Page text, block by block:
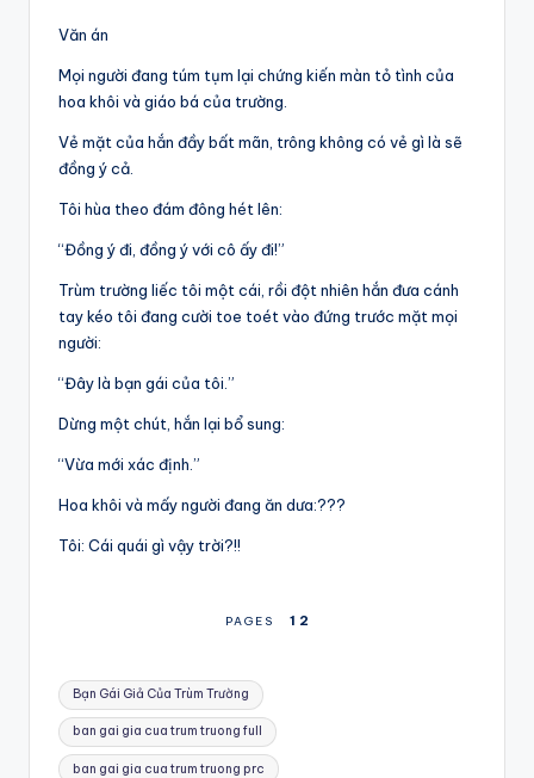
Văn án
Mọi người đang túm tụm lại chứng kiến màn tỏ tình của
hoa khôi và giáo bá của trường.
Vẻ mặt của hắn đầy bất mãn, trông không có vẻ gì là sẽ
đồng ý cả.
Tôi hùa theo đám đông hét lên:
“Đồng ý đi, đồng ý với cô ấy đi!”
Trùm trường liếc tôi một cái, rồi đột nhiên hắn đưa cánh
tay kéo tôi đang cười toe toét vào đứng trước mặt mọi
người:
“Đây là bạn gái của tôi.”
Dừng một chút, hắn lại bổ sung:
“Vừa mới xác định.”
Hoa khôi và mấy người đang ăn dưa:???
Tôi: Cái quái gì vậy trời?!!
PAGES 1 2
Tags:
Bạn Gái Giả Của Trùm Trường
ban gai gia cua trum truong full
ban gai gia cua trum truong prc